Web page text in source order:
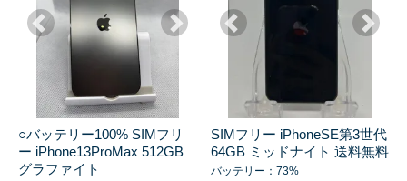
○バッテリー100% SIMフリ
ー iPhone13ProMax 512GB
グラファイト
SIMフリー iPhoneSE第3世代
64GB ミッドナイト 送料無料
バッテリー：73%